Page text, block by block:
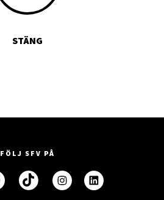
STÄNG
FÖLJ SFV PÅ